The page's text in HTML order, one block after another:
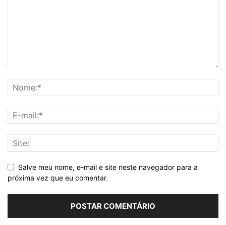
Salve meu nome, e-mail e site neste navegador para a
próxima vez que eu comentar.